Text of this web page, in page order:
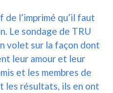
l’imprimé qu’il faut
Le sondage de TRU
volet sur la façon dont
leur amour et leur
et les membres de
les résultats, ils en ont